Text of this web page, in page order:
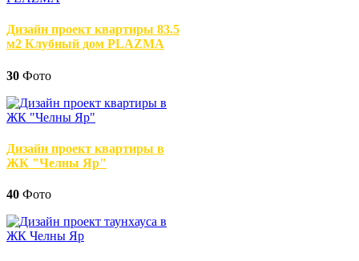
Дизайн проект квартиры 83.5
м2 Клубный дом PLAZMA
30 Фото
Дизайн проект квартиры в
ЖК "Челны Яр"
40 Фото